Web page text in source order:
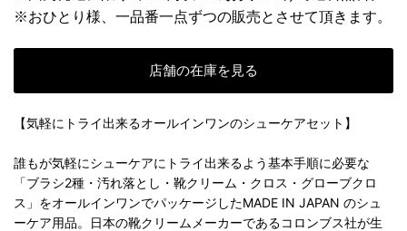
※おひとり様、一品番一点ずつの販売とさせて頂きます。
店舗の在庫を見る
【気軽にトライ出来るオールインワンのシューケアセット】
誰もが気軽にシューケアにトライ出来るよう基本手順に必要な
「ブラシ2種・汚れ落とし・靴クリーム・クロス・グローブクロ
ス」をオールインワンでパッケージしたMADE IN JAPAN のシュ
ーケア用品。日本の靴クリームメーカーであるコロンブス社が生